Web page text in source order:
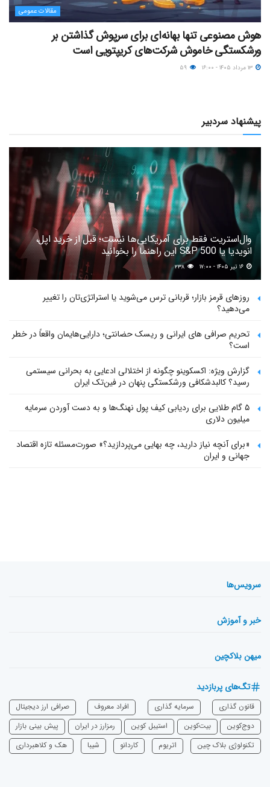
مقالات عمومی
هوش مصنوعی تنها بهانه‌ای برای سرپوش گذاشتن بر
ورشکستگی خاموش شرکت‌های کریپتویی است
پیشنهاد سردبیر
وال‌استریت فقط برای آمریکایی‌ها نیست؛ قبل از خرید اپل،
انویدیا یا S&P 500 این راهنما را بخوانید
۲۳۸
روزهای قرمز بازار؛ قربانی ترس می‌شوید یا استراتژی‌تان را تغییر
می‌دهید؟
تحریم صرافی های ایرانی و ریسک حضانتی؛ دارایی‌هایمان واقعاً در خطر
است؟
گزارش ویژه: اکسکوینو چگونه از اختلالی ادعایی به بحرانی سیستمی
رسید؟ کالبدشکافی ورشکستگی پنهان در فین‌تک ایران
۵ گام طلایی برای ردیابی کیف پول‌ نهنگ‌ها و به دست آوردن سرمایه
میلیون دلاری
«برای آنچه نیاز دارید، چه بهایی می‌پردازید؟» صورت‌مسئله تازه اقتصاد
جهانی و ایران
سرویس‌ها
خبر و آموزش
میهن بلاکچین
تگ‌های پربازدید
قانون گذاری سرمایه‌ گذاری افراد معروف
صرافی ارز دیجیتال
دوج‌کوین
بیت‌کوین استیبل کوین رمزارز در ایران
پیش بینی بازار
تکنولوژی بلاک چین
اتریوم ‌کاردانو شیبا هک و کلاهبرداری